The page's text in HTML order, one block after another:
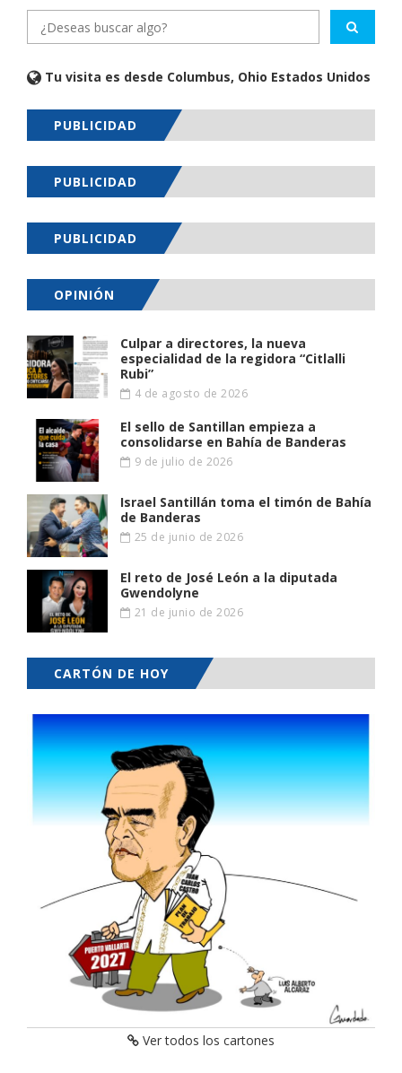
Tu visita es desde Columbus, Ohio Estados Unidos
PUBLICIDAD
PUBLICIDAD
PUBLICIDAD
OPINIÓN
Culpar a directores, la nueva
especialidad de la regidora “Citlalli
Rubi”
4 de agosto de 2026
El sello de Santillan empieza a
consolidarse en Bahía de Banderas
9 de julio de 2026
Israel Santillán toma el timón de Bahía
de Banderas
25 de junio de 2026
El reto de José León a la diputada
Gwendolyne
21 de junio de 2026
CARTÓN DE HOY
Ver todos los cartones